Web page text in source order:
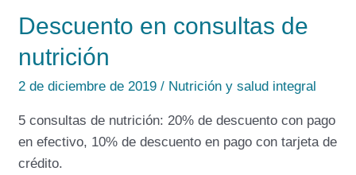
Descuento en consultas de
nutrición
2 de diciembre de 2019 / Nutrición y salud integral
5 consultas de nutrición: 20% de descuento con pago
en efectivo, 10% de descuento en pago con tarjeta de
crédito.